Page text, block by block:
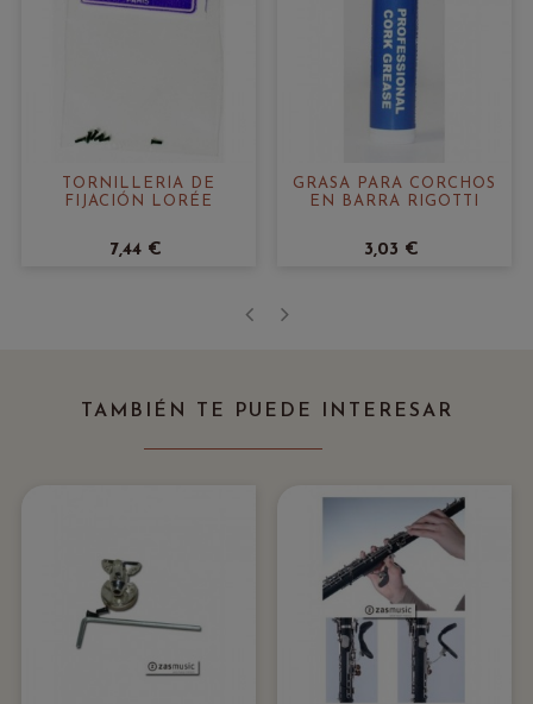
TORNILLERÍA DE
FIJACIÓN LORÉE
7,44 €
GRASA PARA CORCHOS
EN BARRA RIGOTTI
3,03 €
TAMBIÉN TE PUEDE INTERESAR